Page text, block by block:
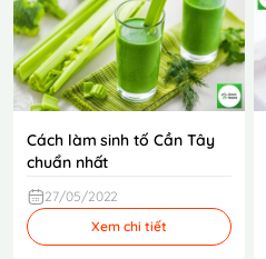
Cách làm sinh tố Cần Tây
chuẩn nhất
27/05/2022
Xem chi tiết